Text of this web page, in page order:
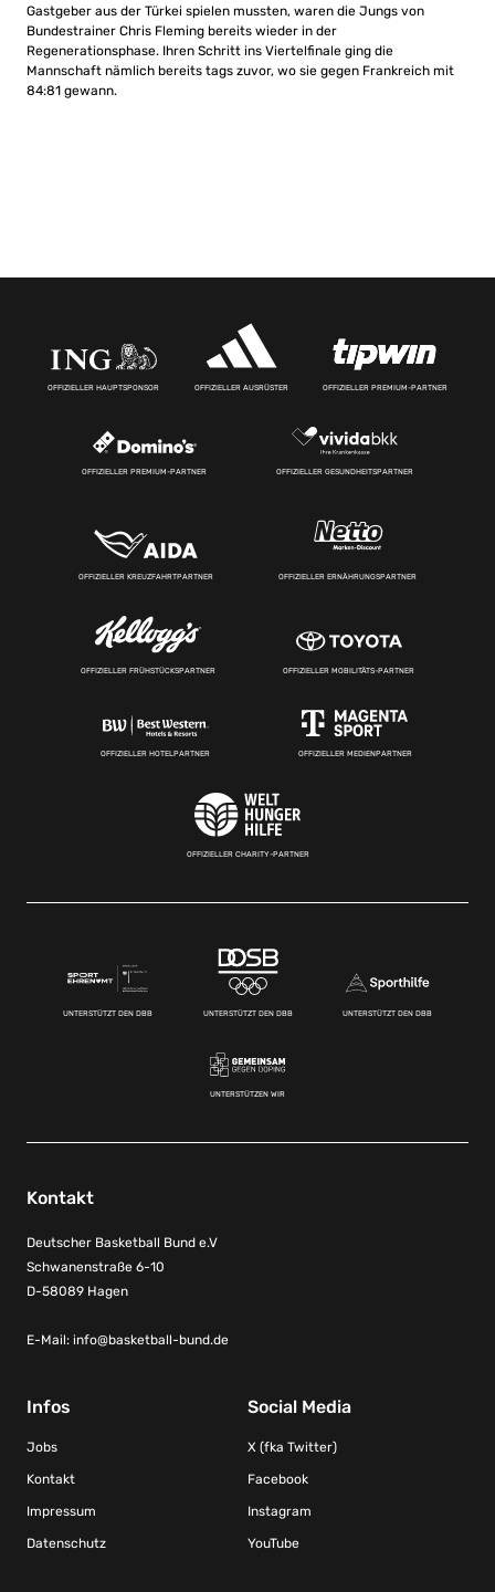
Gastgeber aus der Türkei spielen mussten, waren die Jungs von
Bundestrainer Chris Fleming bereits wieder in der
Regenerationsphase. Ihren Schritt ins Viertelfinale ging die
Mannschaft nämlich bereits tags zuvor, wo sie gegen Frankreich mit
84:81 gewann.
OFFIZIELLER HAUPTSPONSOR OFFIZIELLER AUSRÜSTER OFFIZIELLER PREMIUM-PARTNER
OFFIZIELLER PREMIUM-PARTNER OFFIZIELLER GESUNDHEITSPARTNER
OFFIZIELLER KREUZFAHRTPARTNER OFFIZIELLER ERNÄHRUNGSPARTNER
OFFIZIELLER FRÜHSTÜCKSPARTNER OFFIZIELLER MOBILITÄTS-PARTNER
OFFIZIELLER HOTELPARTNER OFFIZIELLER MEDIENPARTNER
OFFIZIELLER CHARITY-PARTNER
UNTERSTÜTZT DEN DBB UNTERSTÜTZT DEN DBB UNTERSTÜTZT DEN DBB
UNTERSTÜTZEN WIR
Kontakt
Deutscher Basketball Bund e.V
Schwanenstraße 6-10
D-58089 Hagen
E-Mail: info@basketball-bund.de
Infos
Jobs
Kontakt
Impressum
Datenschutz
Social Media
X (fka Twitter)
Facebook
Instagram
YouTube